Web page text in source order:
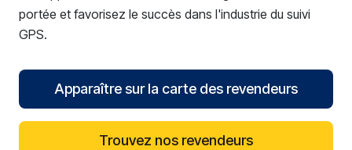
portée et favorisez le succès dans l'industrie du suivi
GPS.
Apparaître sur la carte des revendeurs
Trouvez nos revendeurs